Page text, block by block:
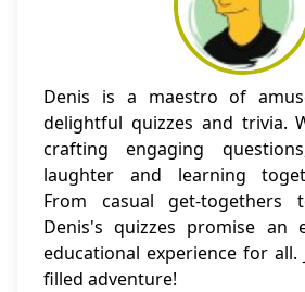
Denis is a maestro of
delightful quizzes and trivia.
crafting engaging
laughter and learning
From casual get-togethers
Denis's quizzes promise an
educational experience for
filled adventure!